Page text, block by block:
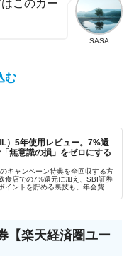
SASA
このカー
む
）5年使用レビュー。7%還
無意識の損」をゼロにする
キャンペーン特典を全回収する方
食店での7%還元に加え、SBI証券
イントを貯める裏技も。年会費無
【楽天経済圏ユー